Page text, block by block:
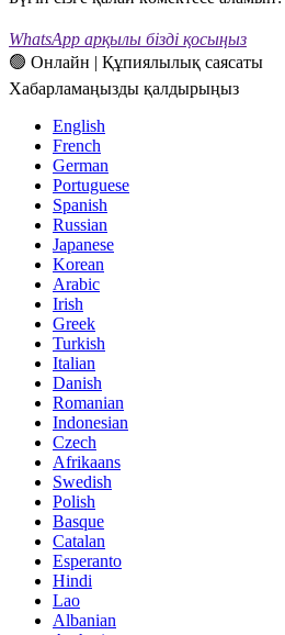
WhatsApp арқылы бізді қосыңыз
🟢 Онлайн | Құпиялылық саясаты
Хабарламаңызды қалдырыңыз
English
French
German
Portuguese
Spanish
Russian
Japanese
Korean
Arabic
Irish
Greek
Turkish
Italian
Danish
Romanian
Indonesian
Czech
Afrikaans
Swedish
Polish
Basque
Catalan
Esperanto
Hindi
Lao
Albanian